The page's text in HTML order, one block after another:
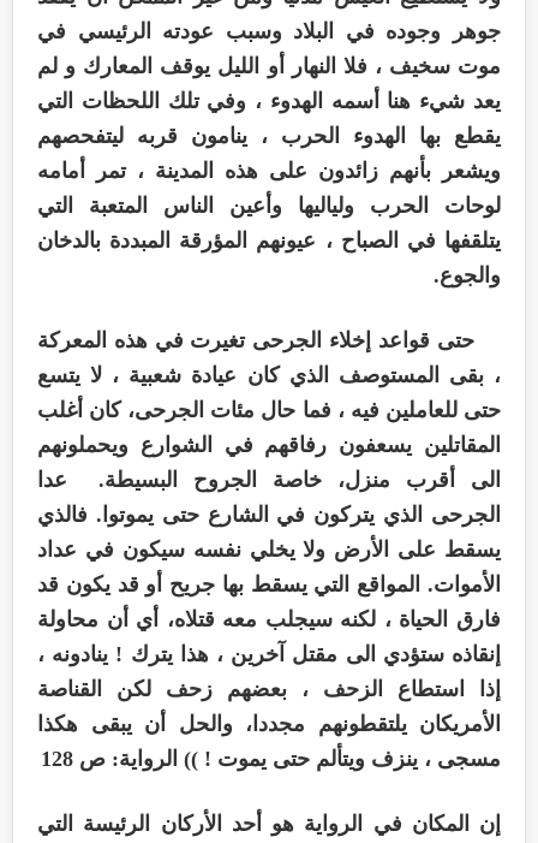
جوهر وجوده في البلاد وسبب عودته الرئيسي في
موت سخيف ، فلا النهار أو الليل يوقف المعارك و لم
يعد شيء هنا أسمه الهدوء ، وفي تلك اللحظات التي
يقطع بها الهدوء الحرب ، ينامون قربه ليتفحصهم
ويشعر بأنهم زائدون على هذه المدينة ، تمر أمامه
لوحات الحرب ولياليها وأعين الناس المتعبة التي
يتلقفها في الصباح ، عيونهم المؤرقة المبددة بالدخان
والجوع.
حتى قواعد إخلاء الجرحى تغيرت في هذه المعركة
، بقى المستوصف الذي كان عيادة شعبية ، لا يتسع
حتى للعاملين فيه ، فما حال مئات الجرحى، كان أغلب
المقاتلين يسعفون رفاقهم في الشوارع ويحملونهم
الى أقرب منزل، خاصة الجروح البسيطة. عدا
الجرحى الذي يتركون في الشارع حتى يموتوا. فالذي
يسقط على الأرض ولا يخلي نفسه سيكون في عداد
الأموات. المواقع التي يسقط بها جريح أو قد يكون قد
فارق الحياة ، لكنه سيجلب معه قتلاه، أي أن محاولة
إنقاذه ستؤدي الى مقتل آخرين ، هذا يترك ! ينادونه ،
إذا استطاع الزحف ، بعضهم زحف لكن القناصة
الأمريكان يلتقطونهم مجددا، والحل أن يبقى هكذا
مسجى ، ينزف ويتألم حتى يموت ! )) الرواية: ص 128
إن المكان في الرواية هو أحد الأركان الرئيسة التي